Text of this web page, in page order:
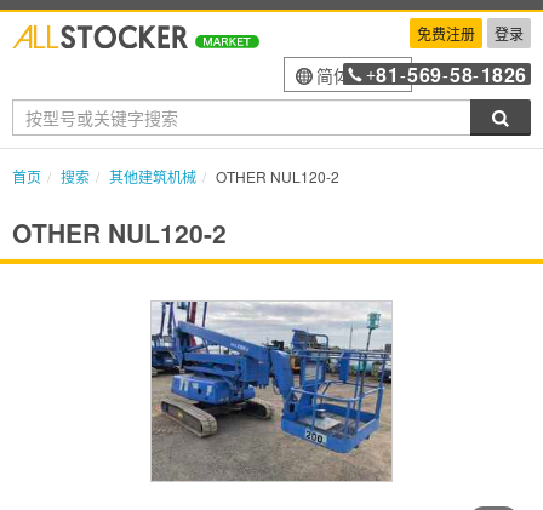
免费注册 登录
简体中文
+81 -569-58-1826
首页 搜索 其他建筑机械 OTHER NUL120-2
OTHER NUL120-2